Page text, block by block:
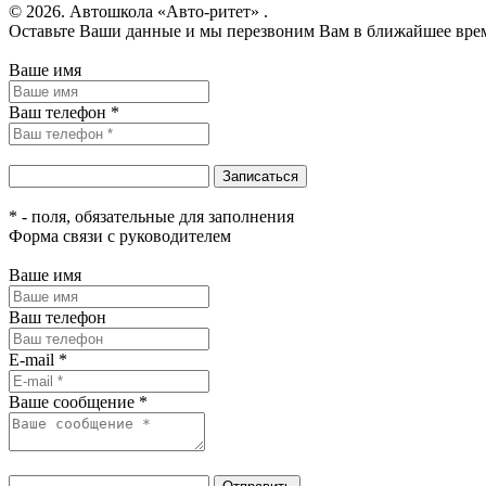
© 2026. Автошкола «Авто-ритет» .
Оставьте Ваши данные и мы перезвоним Вам в ближайшее
Ваше имя
Ваш телефон *
* - поля, обязательные для заполнения
Форма связи с руководителем
Ваше имя
Ваш телефон
E-mail *
Ваше сообщение *